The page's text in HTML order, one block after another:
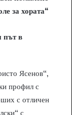
за хората“
път в
Ясенов“,
профил с
с отличен
с